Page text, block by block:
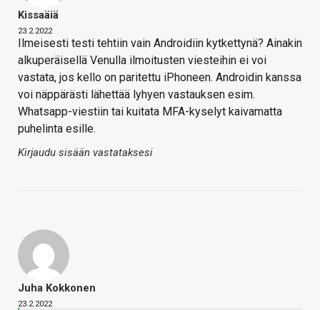
Kissaäiä
23.2.2022
Ilmeisesti testi tehtiin vain Androidiin kytkettynä? Ainakin
alkuperäisellä Venulla ilmoitusten viesteihin ei voi
vastata, jos kello on paritettu iPhoneen. Androidin kanssa
voi näppärästi lähettää lyhyen vastauksen esim.
Whatsapp-viestiin tai kuitata MFA-kyselyt kaivamatta
puhelinta esille.
Kirjaudu sisään vastataksesi
Juha Kokkonen
23.2.2022